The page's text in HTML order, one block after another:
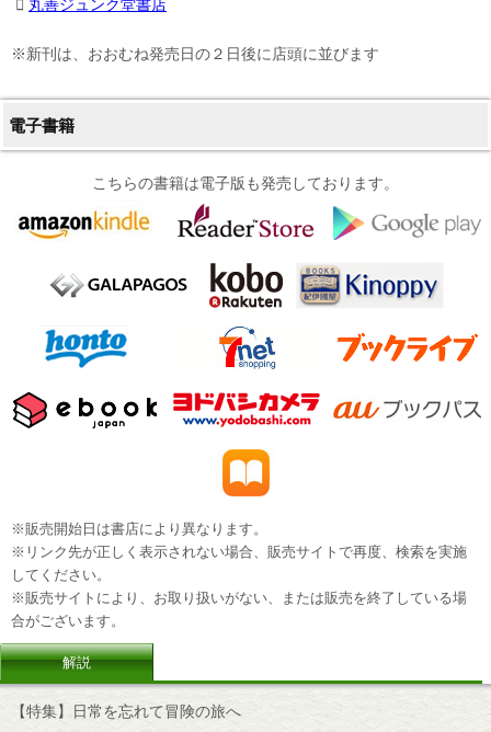
丸善ジュンク堂書店
※新刊は、おおむね発売日の２日後に店頭に並びます
電子書籍
こちらの書籍は電子版も発売しております。
※販売開始日は書店により異なります。
※リンク先が正しく表示されない場合、販売サイトで再度、検索を実施
してください。
※販売サイトにより、お取り扱いがない、または販売を終了している場
合がございます。
解説
【特集】日常を忘れて冒険の旅へ